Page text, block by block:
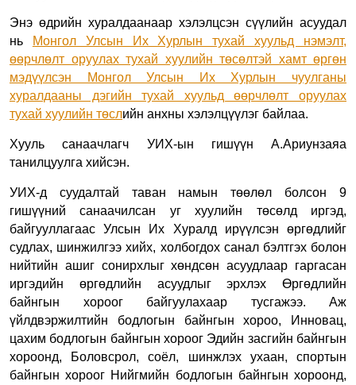
Энэ өдрийн хуралдаанаар хэлэлцсэн сүүлийн асуудал
нь
Монгол Улсын Их Хурлын тухай хуульд нэмэлт,
өөрчлөлт оруулах тухай хуулийн төсөлтэй хамт өргөн
мэдүүлсэн Монгол Улсын Их Хурлын чуулганы
хуралдааны дэгийн тухай хуульд өөрчлөлт оруулах
тухай хуулийн төслийн анхны хэлэлцүүлэг байлаа.
Хууль санаачлагч УИХ-ын гишүүн А.Ариунзаяа
танилцуулга хийсэн.
УИХ-д суудалтай таван намын төөлөл болсон 9
гишүүний санаачилсан уг хуулийн төсөлд иргэд,
байгууллагаас Улсын Их Хуралд ирүүлсэн өргөдлийг
судлах, шинжилгээ хийх, холбогдох санал бэлтгэх болон
нийтийн ашиг сонирхлыг хөндсөн асуудлаар гаргасан
иргэдийн өргөдлийн асуудлыг эрхлэх Өргөдлийн
байнгын хороог байгуулахаар тусгажээ. Аж
үйлдвэржилтийн бодлогын байнгын хороо, Инновац,
цахим бодлогын байнгын хороог Эдийн засгийн байнгын
хороонд, Боловсрол, соёл, шинжлэх ухаан, спортын
байнгын хороог Нийгмийн бодлогын байнгын хороонд,